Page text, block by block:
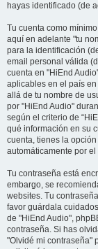
hayas identificado (de
Tu cuenta como
aquí en adelante "tu
para la identificación
email personal válida
cuenta en "HiEnd
aplicables en el país
allá de tu nombre de
por "HiEnd Audio"
según el criterio de
qué información en su
cuenta, tienes la
automáticamente por
Tu contraseña está
embargo, se
websites. Tu
favor guárdala
de "HiEnd Audio",
contraseña. Si has
"Olvidé mi contraseña"